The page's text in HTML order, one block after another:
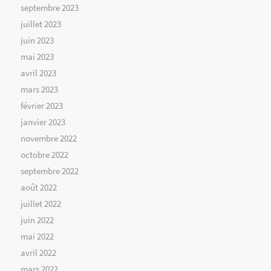
septembre 2023
juillet 2023
juin 2023
mai 2023
avril 2023
mars 2023
février 2023
janvier 2023
novembre 2022
octobre 2022
septembre 2022
août 2022
juillet 2022
juin 2022
mai 2022
avril 2022